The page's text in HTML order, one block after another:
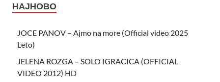
НАЈНОВО
JOCE PANOV – Ajmo na more (Official video 2025
Leto)
JELENA ROZGA – SOLO IGRACICA (OFFICIAL
VIDEO 2012) HD